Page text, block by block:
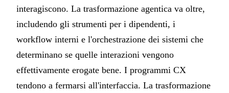
interagiscono. La trasformazione agentica va oltre,
includendo gli strumenti per i dipendenti, i
workflow interni e l'orchestrazione dei sistemi che
determinano se quelle interazioni vengono
effettivamente erogate bene. I programmi CX
tendono a fermarsi all'interfaccia. La trasformazione